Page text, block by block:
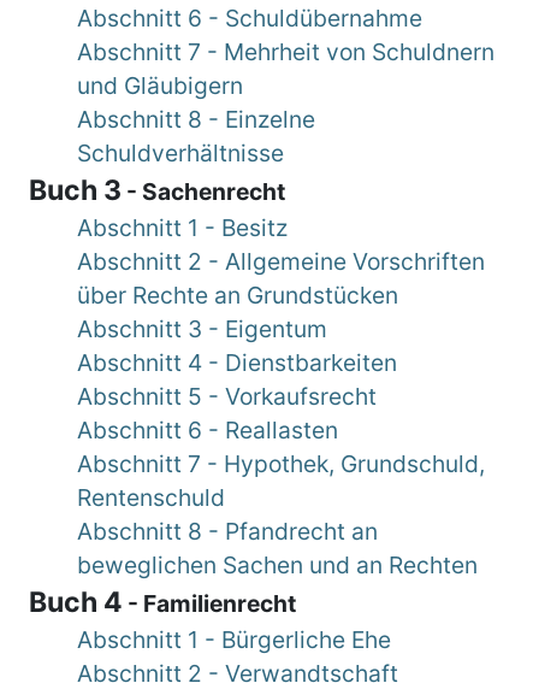
Abschnitt 6 - Schuldübernahme
Abschnitt 7 - Mehrheit von Schuldnern
und Gläubigern
Abschnitt 8 - Einzelne
Schuldverhältnisse
Buch 3 - Sachenrecht
Abschnitt 1 - Besitz
Abschnitt 2 - Allgemeine Vorschriften
über Rechte an Grundstücken
Abschnitt 3 - Eigentum
Abschnitt 4 - Dienstbarkeiten
Abschnitt 5 - Vorkaufsrecht
Abschnitt 6 - Reallasten
Abschnitt 7 - Hypothek, Grundschuld,
Rentenschuld
Abschnitt 8 - Pfandrecht an
beweglichen Sachen und an Rechten
Buch 4 - Familienrecht
Abschnitt 1 - Bürgerliche Ehe
Abschnitt 2 - Verwandtschaft